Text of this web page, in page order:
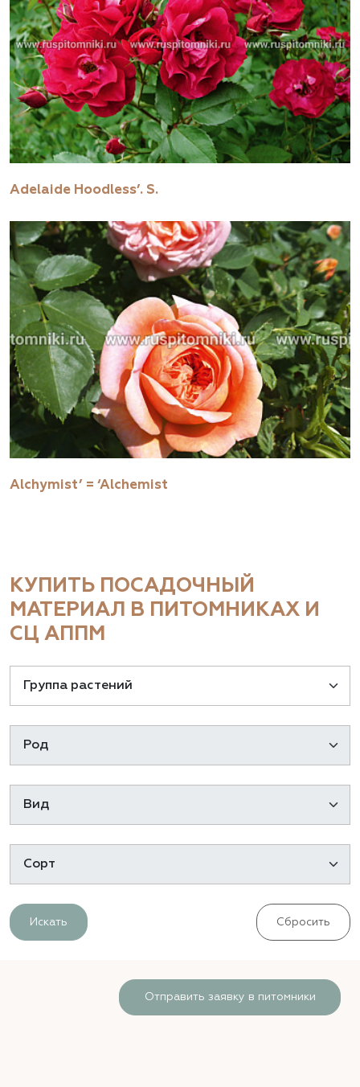
Adelaide Hoodless’. S.
Alchymist’ = ‘Alchemist
КУПИТЬ ПОСАДОЧНЫЙ
МАТЕРИАЛ В ПИТОМНИКАХ И
СЦ АППМ
Искать Сбросить
Отправить заявку в питомники